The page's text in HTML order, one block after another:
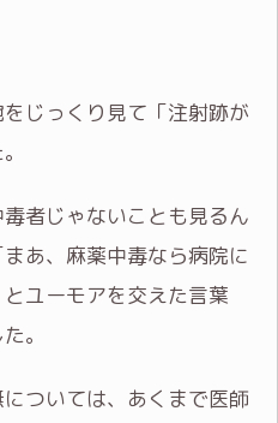
じっくり見て「注射跡が
者じゃないことも見るん
あ、麻薬中毒なら病院に
ユーモアを交えた言葉
。
ついては、あくまで医師